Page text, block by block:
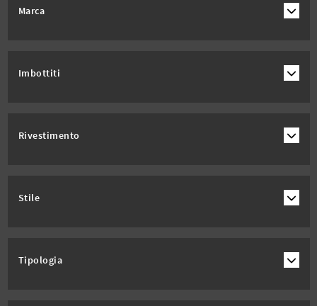
Marca
Imbottiti
Rivestimento
Stile
Tipologia